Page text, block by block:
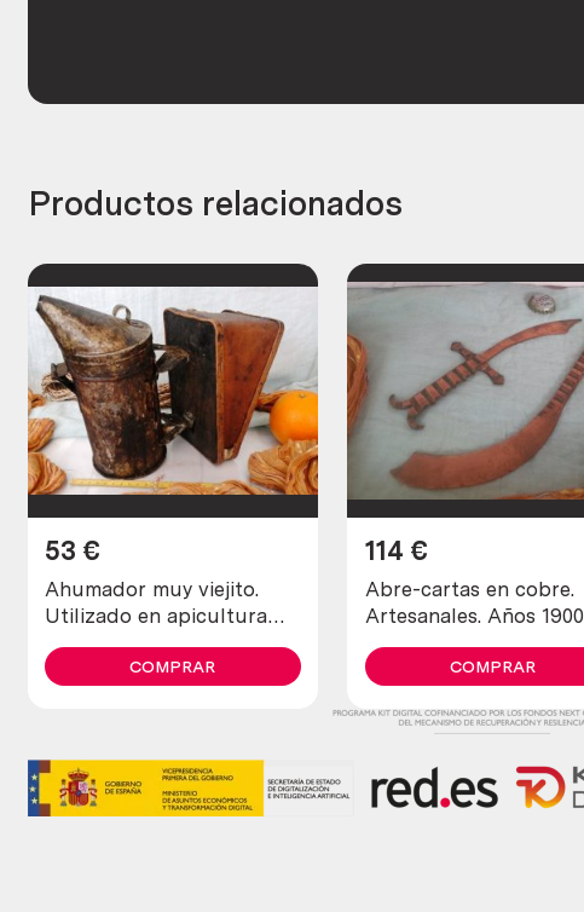
Productos relacionados
Ahumador muy viejito.
Utilizado en apicultura
para tranquilizar a las
abejas
53 €
COMPRAR
Abre-cartas en cobre.
Artesanales. Años 1900
maravillosos. Old open
letters in copper
114 €
COMPRAR